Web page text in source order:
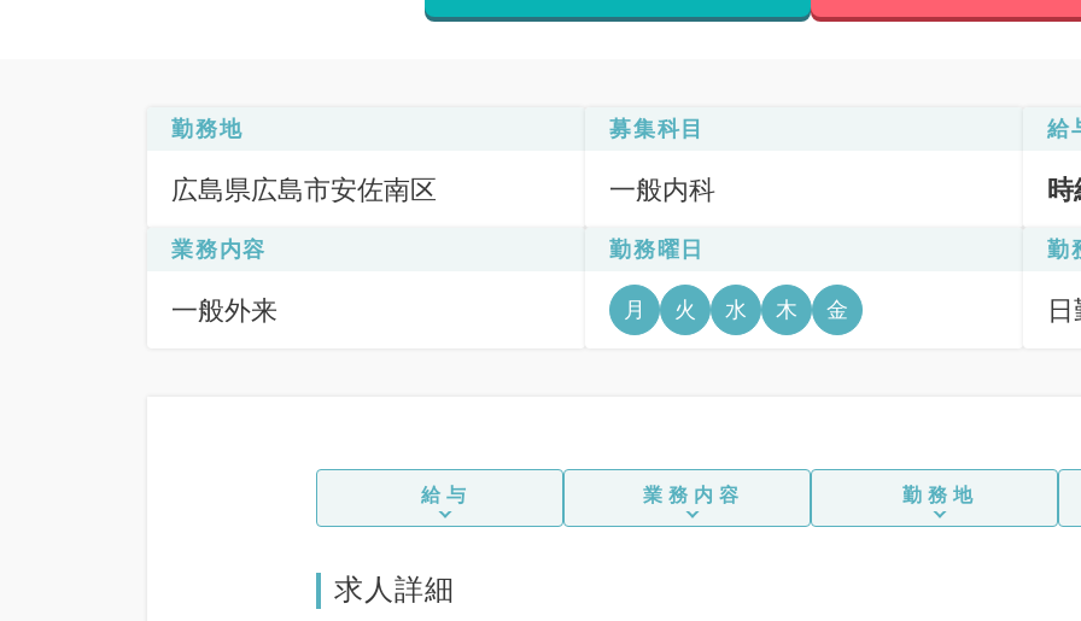
勤務地
広島県広島市安佐南区
募集科目
一般内科
給
業務内容
一般外来
勤務曜日
月 火 水 木 金
勤
給与 業務内容 勤務地
求人詳細